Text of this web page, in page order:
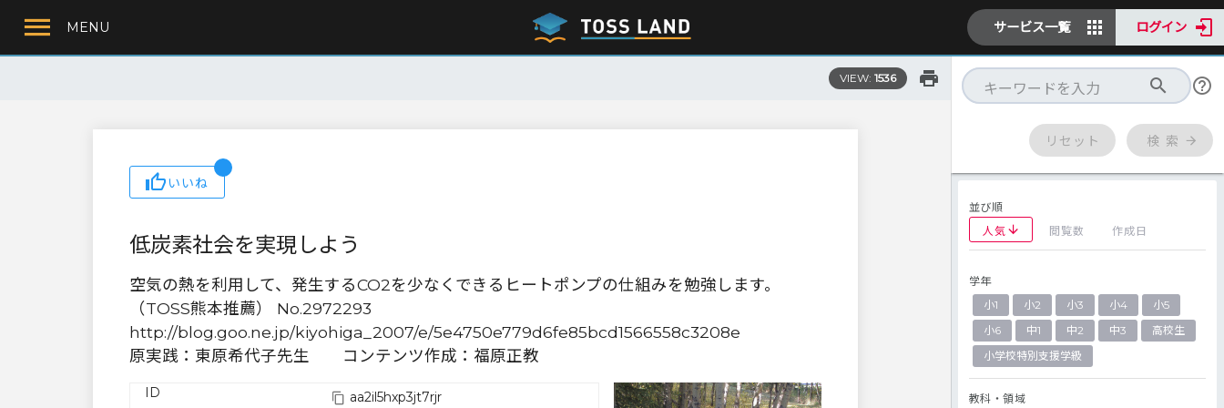
MENU サービス一覧 ログイン
VIEW: 1536
いいね
低炭素社会を実現しよう
空気の熱を利用して、発生するCO2を少なくできるヒートポンプの仕組みを勉強します。
（TOSS熊本推薦） No.2972293
http://blog.goo.ne.jp/kiyohiga_2007/e/5e4750e779d6fe85bcd1566558c3208e
原実践：東原希代子先生 コンテンツ作成：福原正教
ID aa2il5hxp3jt7rjr
リセット 検 索
並び順
人気
閲覧数 作成日
学年
小1
小2 小3 小4
小5
小6
中1 中2 中3
高校生
小学校特別支援学級
教科・領域